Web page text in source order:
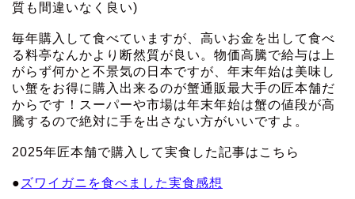
質も間違いなく良い)
毎年購入して食べていますが、高いお金を出して食べ
る料亭なんかより断然質が良い。物価高騰で給与は上
がらず何かと不景気の日本ですが、年末年始は美味し
い蟹をお得に購入出来るのが蟹通販最大手の匠本舗だ
からです！スーパーや市場は年末年始は蟹の値段が高
騰するので絶対に手を出さない方がいいですよ。
2025年匠本舗で購入して実食した記事はこちら
● ズワイガニを食べました実食感想